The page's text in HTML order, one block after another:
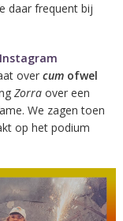
daar frequent bij
Instagram
over cum ofwel
Zorra over een
We zagen toen
op het podium